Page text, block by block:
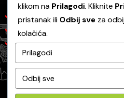
Grad Gospić
Ličke vode
Ličko-senjska županija
klikom na Prilagodi. Kliknite
pristanak ili Odbij sve za
kolačića.
Prilagodi
Odbij sve